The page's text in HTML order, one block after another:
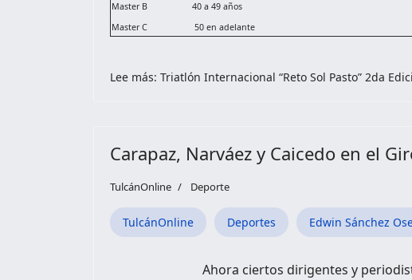
Master B
40 a 49 años
Master C
50 en adelante
Lee más: Triatlón Internacional “Reto Sol Pasto” 2da
Carapaz, Narváez y Caicedo en el
TulcánOnline Deporte
TulcánOnline Deportes Edwin Sánchez
Ahora ciertos dirigentes y